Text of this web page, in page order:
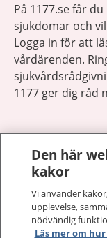
På 1177.se får
sjukdomar och
Logga in för att
vårdärenden.
1177 ger dig råd
Om 1177
Den här
kakor
Vi använder
upplevelse,
nödvändig
Läs mer om